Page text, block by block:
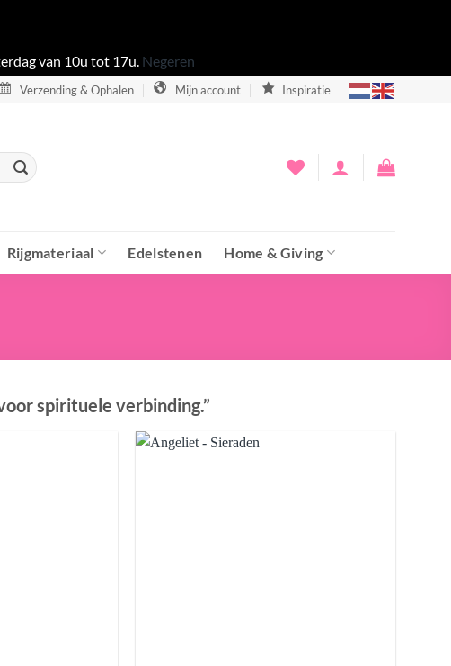
van 10u tot 17u. Negeren
Verzending & Ophalen Mijn account Inspiratie
Rijgmateriaal Edelstenen Home & Giving
spirituele verbinding.”